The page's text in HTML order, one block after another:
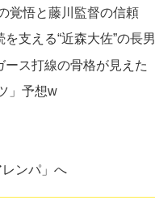
覚悟と藤川監督の信頼
支える“近森大佐”の長男
ース打線の骨格が見えた
」予想w
ンパ」へ